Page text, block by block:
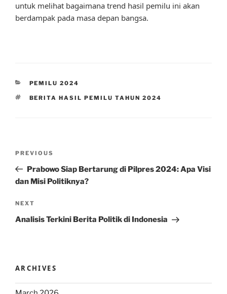
untuk melihat bagaimana trend hasil pemilu ini akan
berdampak pada masa depan bangsa.
CATEGORIES
PEMILU 2024
TAGS
BERITA HASIL PEMILU TAHUN 2024
Previous
Post
PREVIOUS
Prabowo Siap Bertarung di Pilpres 2024: Apa Visi
dan Misi Politiknya?
Next
Post
NEXT
Analisis Terkini Berita Politik di Indonesia
ARCHIVES